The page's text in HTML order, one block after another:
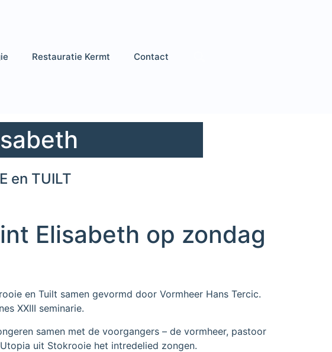
Restauratie Kermt Contact
en TUILT
Elisabeth op zondag
en Tuilt samen gevormd door Vormheer Hans Tercic.
XXIII seminarie.
samen met de voorgangers – de vormheer, pastoor
uit Stokrooie het intredelied zongen.